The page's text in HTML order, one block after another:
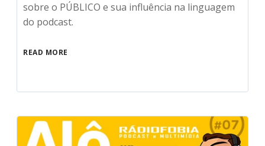
sobre o PÚBLICO e sua influência na linguagem
do podcast.
READ MORE